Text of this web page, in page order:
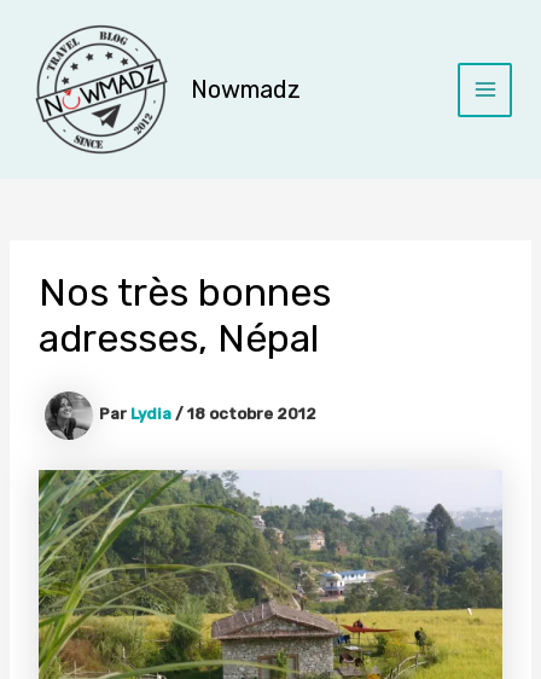
contenu
Nowmadz
Main
Nos très bonnes
adresses, Népal
Par Lydia / 18 octobre 2012